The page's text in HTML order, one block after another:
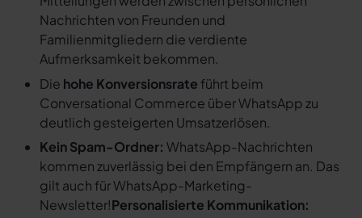
Nachrichten von Freunden und
Familienmitgliedern die verdiente
Aufmerksamkeit bekommen.
Die hohe Konversionsrate führt beim
Conversational Commerce über WhatsApp zu
deutlich gesteigerten Umsatzerlösen.
Kein Spam-Ordner: WhatsApp-Nachrichten
kommen zuverlässig bei den Empfängern an. Das
gilt auch für WhatsApp-Marketing-
Newsletter!Personalisierte Kommunikation: